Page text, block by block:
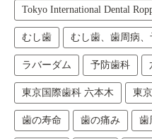
Tokyo International Dental
むし歯 むし歯、歯周病
ラバーダム 予防歯科
東京国際歯科 六本木 東
歯の寿命 歯の痛み 歯